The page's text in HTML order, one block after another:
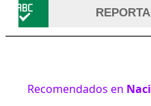
Recomendados en